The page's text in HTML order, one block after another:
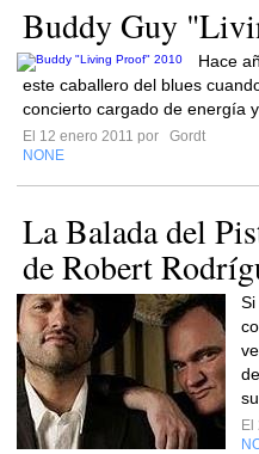
Buddy Guy
Hace
este caballero del blues
concierto cargado de energía
El 12 enero 2011 por
Gordt
NONE
La Balada del
de Robert
El